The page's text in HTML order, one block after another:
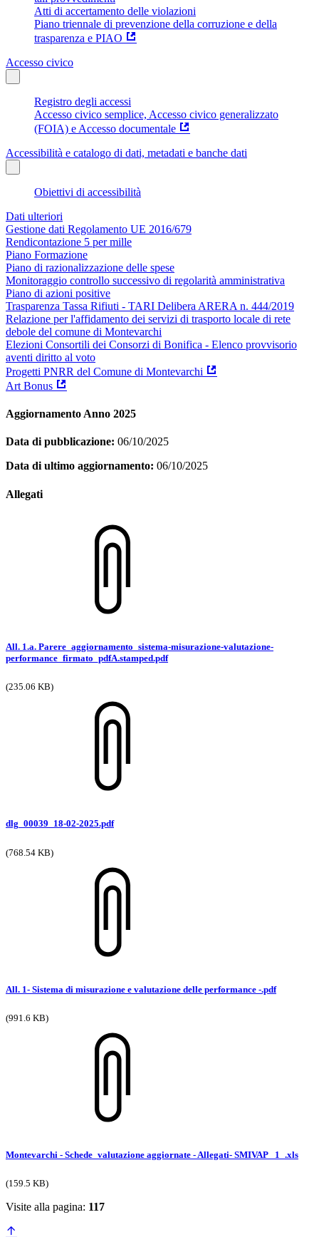
Atti di accertamento delle violazioni
Piano triennale di prevenzione della corruzione e della
trasparenza e PIAO
Accesso civico
Registro degli accessi
Accesso civico semplice, Accesso civico generalizzato
(FOIA) e Accesso documentale
Accessibilità e catalogo di dati, metadati e banche dati
Obiettivi di accessibilità
Dati ulteriori
Gestione dati Regolamento UE 2016/679
Rendicontazione 5 per mille
Piano Formazione
Piano di razionalizzazione delle spese
Monitoraggio controllo successivo di regolarità amministrativa
Piano di azioni positive
Trasparenza Tassa Rifiuti - TARI Delibera ARERA n. 444/2019
Relazione per l'affidamento dei servizi di trasporto locale di rete
debole del comune di Montevarchi
Elezioni Consortili dei Consorzi di Bonifica - Elenco provvisorio
aventi diritto al voto
Progetti PNRR del Comune di Montevarchi
Art Bonus
Aggiornamento Anno 2025
Data di pubblicazione: 06/10/2025
Data di ultimo aggiornamento: 06/10/2025
Allegati
All. 1.a. Parere_aggiornamento_sistema-misurazione-valutazione-
performance_firmato_pdfA.stamped.pdf
(235.06 KB)
dlg_00039_18-02-2025.pdf
(768.54 KB)
All. 1- Sistema di misurazione e valutazione delle performance -.pdf
(991.6 KB)
Montevarchi - Schede_valutazione aggiornate - Allegati- SMIVAP _1_.xls
(159.5 KB)
Visite alla pagina: 117